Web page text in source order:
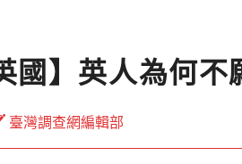
國】英人為何
臺灣調查網編輯部